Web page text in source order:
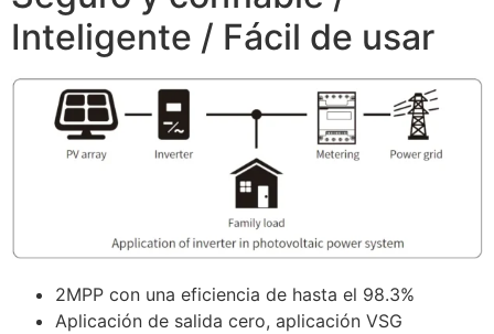
Inteligente / Fácil de usar
2MPP con una eficiencia de hasta el 98.3%
Aplicación de salida cero, aplicación VSG